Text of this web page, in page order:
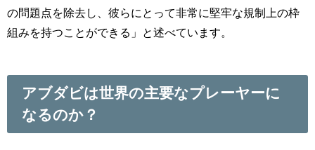
の問題点を除去し、彼らにとって非常に堅牢な規制上の枠
組みを持つことができる」と述べています。
アブダビは世界の主要なプレーヤーに
なるのか？